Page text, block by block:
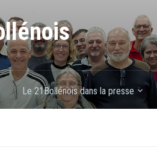
Le 21Bollénois dans la presse